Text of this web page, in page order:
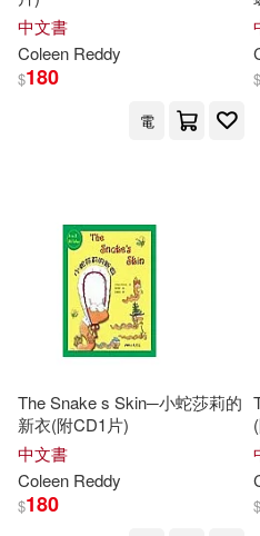
中文書
Coleen Reddy
$180
電
$
The Snake s Skin─小蛇莎莉的
新衣(附CD1片)
中文書
Coleen Reddy
$180 $